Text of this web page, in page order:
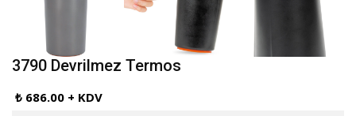
3790 Devrilmez Termos
₺ 686.00 + KDV